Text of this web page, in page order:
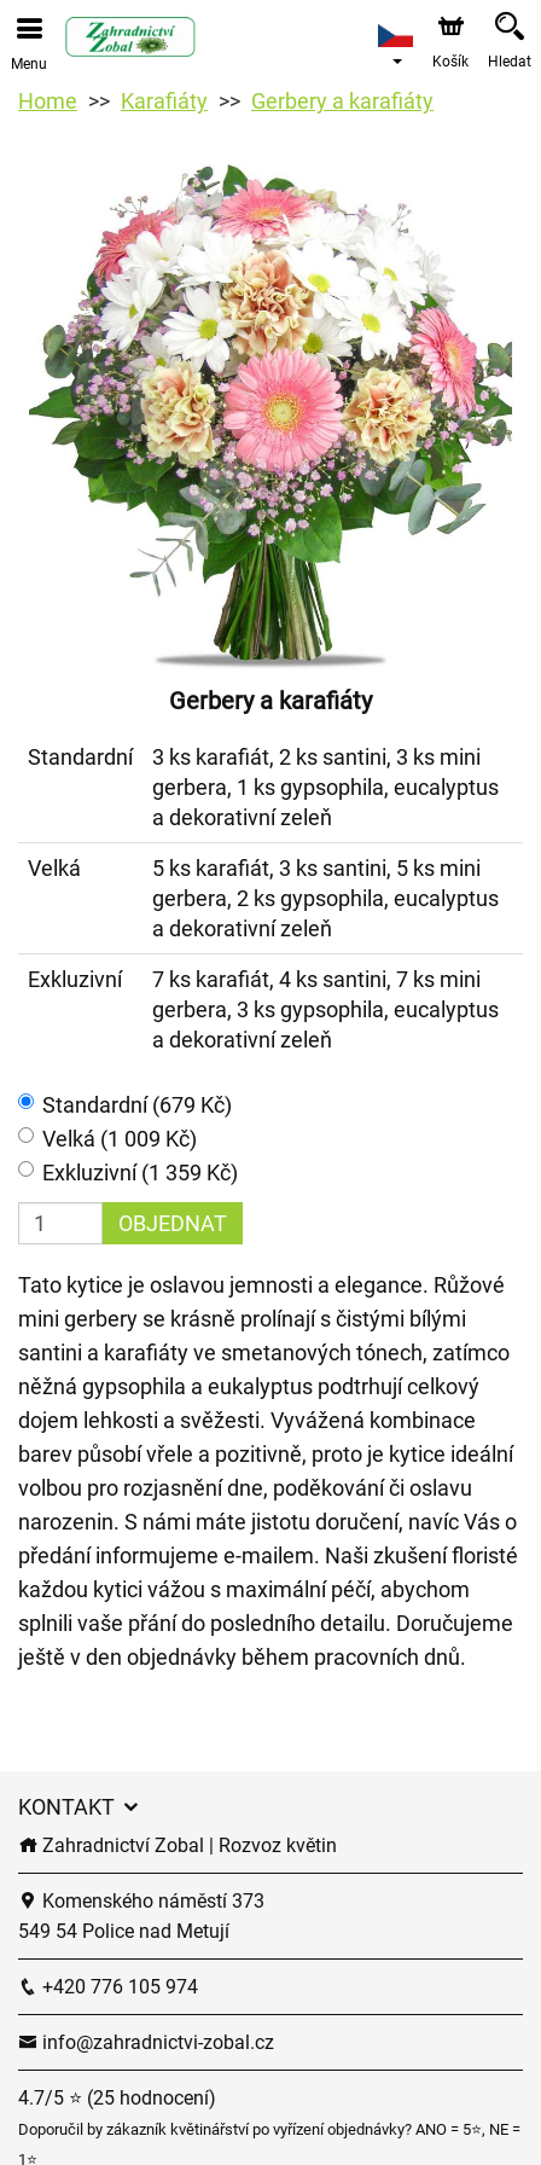
Menu Košík Hledat
Home Karafiáty Gerbery a karafiáty
Gerbery a karafiáty
Standardní
3 ks karafiát, 2 ks santini, 3 ks mini
gerbera, 1 ks gypsophila, eucalyptus
a dekorativní zeleň
Velká
5 ks karafiát, 3 ks santini, 5 ks mini
gerbera, 2 ks gypsophila, eucalyptus
a dekorativní zeleň
Exkluzivní
7 ks karafiát, 4 ks santini, 7 ks mini
gerbera, 3 ks gypsophila, eucalyptus
a dekorativní zeleň
Standardní (679 Kč)
Velká (1 009 Kč)
Exkluzivní (1 359 Kč)
OBJEDNAT
Tato kytice je oslavou jemnosti a elegance. Růžové
mini gerbery se krásně prolínají s čistými bílými
santini a karafiáty ve smetanových tónech, zatímco
něžná gypsophila a eukalyptus podtrhují celkový
dojem lehkosti a svěžesti. Vyvážená kombinace
barev působí vřele a pozitivně, proto je kytice ideální
volbou pro rozjasnění dne, poděkování či oslavu
narozenin. S námi máte jistotu doručení, navíc Vás o
předání informujeme e-mailem. Naši zkušení floristé
každou kytici vážou s maximální péčí, abychom
splnili vaše přání do posledního detailu. Doručujeme
ještě v den objednávky během pracovních dnů.
KONTAKT
Zahradnictví Zobal | Rozvoz květin
Komenského náměstí 373
549 54 Police nad Metují
+420 776 105 974
info@zahradnictvi-zobal.cz
4.7/5 ⭐ (25 hodnocení)
Doporučil by zákazník květinářství po vyřízení objednávky? ANO = 5⭐, NE =
1⭐